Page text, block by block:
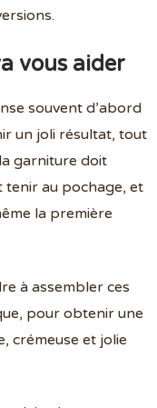
vous aider
souvent d’abord
un joli résultat, tout
garniture doit
au pochage, et
la première
à assembler ces
pour obtenir une
crémeuse et jolie